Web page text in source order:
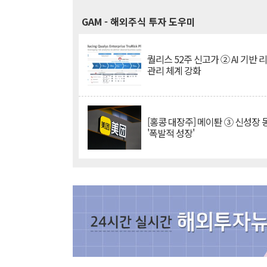
GAM - 해외주식 투자 도우미
퀄리스 52주 신고가 ② AI 기반
관리 체계 강화
[홍콩 대장주] 메이퇀 ③ 신성장
'폭발적 성장'